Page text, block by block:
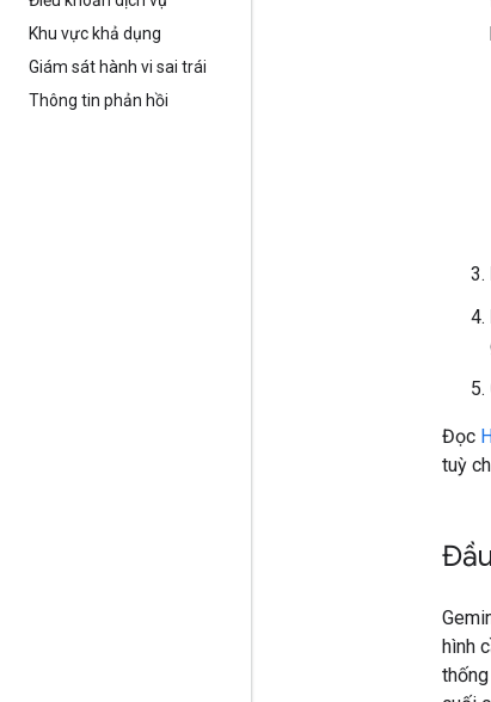
Khu vực khả dụng
Giám sát hành vi sai trái
Thông tin phản hồi
Đọc
tuỳ
hình